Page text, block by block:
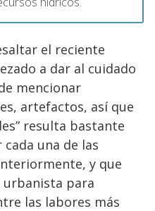
el reciente
a dar al cuidado
mencionar
artefactos, así que
resulta bastante
una de las
y que
urbanista para
las labores más